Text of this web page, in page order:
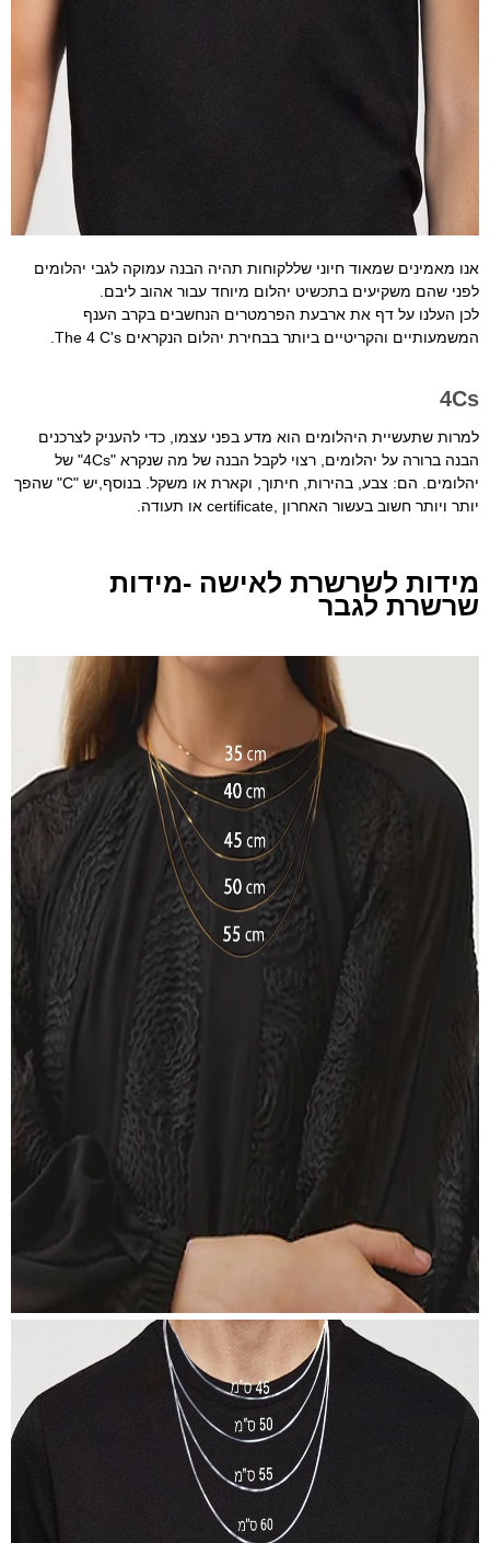
אנו מאמינים שמאוד חיוני שללקוחות תהיה הבנה עמוקה לגבי יהלומים
לפני שהם משקיעים בתכשיט יהלום מיוחד עבור אהוב ליבם.
לכן העלנו על דף את ארבעת הפרמטרים הנחשבים בקרב הענף
המשמעותיים והקריטיים ביותר בבחירת יהלום הנקראים The 4 C's.
4Cs
למרות שתעשיית היהלומים הוא מדע בפני עצמו, כדי להעניק לצרכנים
הבנה ברורה על יהלומים, רצוי לקבל הבנה של מה שנקרא "4Cs" של
יהלומים. הם: צבע, בהירות, חיתוך, וקארת או משקל. בנוסף,יש "C" שהפך
יותר ויותר חשוב בעשור האחרון ,certificate או תעודה.
מידות לשרשרת לאישה -מידות
שרשרת לגבר